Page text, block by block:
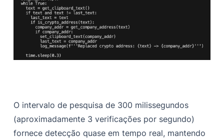
O intervalo de pesquisa de 300 milissegundos
(aproximadamente 3 verificações por segundo)
fornece detecção quase em tempo real, mantendo